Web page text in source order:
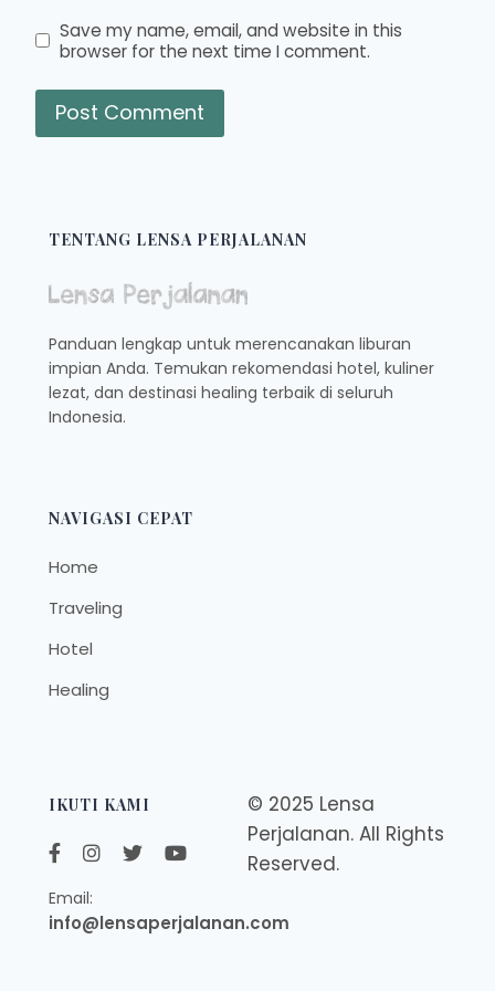
Save my name, email, and website in this
browser for the next time I comment.
TENTANG LENSA PERJALANAN
Panduan lengkap untuk merencanakan liburan
impian Anda. Temukan rekomendasi hotel, kuliner
lezat, dan destinasi healing terbaik di seluruh
Indonesia.
NAVIGASI CEPAT
Home
Traveling
Hotel
Healing
IKUTI KAMI
Email:
info@lensaperjalanan.com
© 2025 Lensa
Perjalanan. All Rights
Reserved.